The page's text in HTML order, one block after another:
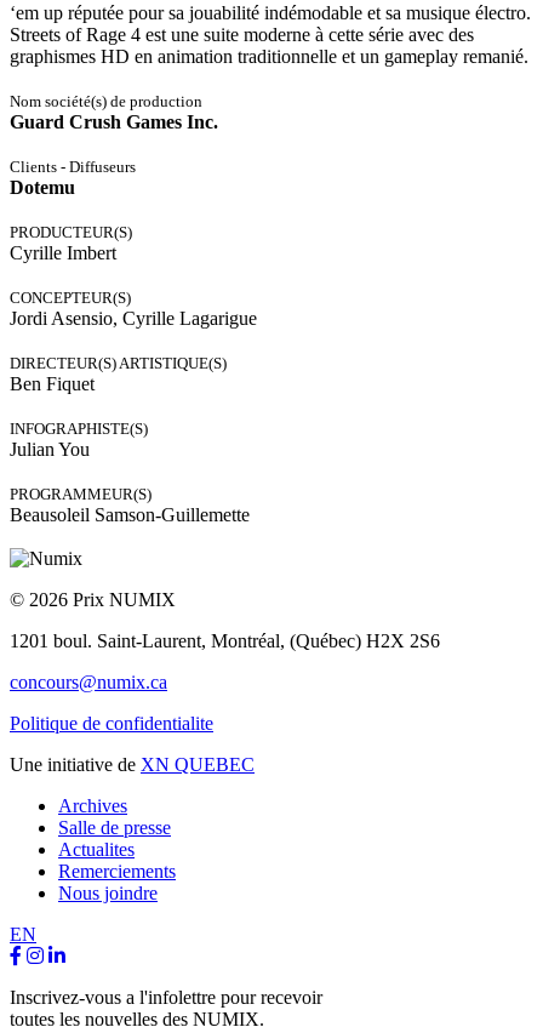
‘em up réputée pour sa jouabilité indémodable et sa musique électro.
Streets of Rage 4 est une suite moderne à cette série avec des
graphismes HD en animation traditionnelle et un gameplay remanié.
Nom société(s) de production
Guard Crush Games Inc.
Clients - Diffuseurs
Dotemu
PRODUCTEUR(S)
Cyrille Imbert
CONCEPTEUR(S)
Jordi Asensio, Cyrille Lagarigue
DIRECTEUR(S) ARTISTIQUE(S)
Ben Fiquet
INFOGRAPHISTE(S)
Julian You
PROGRAMMEUR(S)
Beausoleil Samson-Guillemette
© 2026 Prix NUMIX
1201 boul. Saint-Laurent, Montréal, (Québec) H2X 2S6
concours@numix.ca
Politique de confidentialite
Une initiative de XN QUEBEC
Archives
Salle de presse
Actualites
Remerciements
Nous joindre
EN
Inscrivez-vous a l'infolettre pour recevoir
toutes les nouvelles des NUMIX.